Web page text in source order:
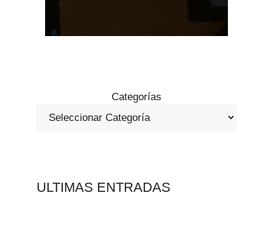
Categorías
ULTIMAS ENTRADAS